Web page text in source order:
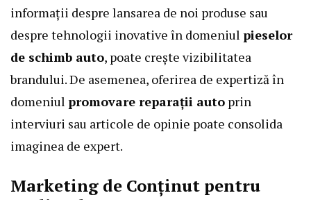
informații despre lansarea de noi produse sau
despre tehnologii inovative în domeniul pieselor
de schimb auto, poate crește vizibilitatea
brandului. De asemenea, oferirea de expertiză în
domeniul promovare reparații auto prin
interviuri sau articole de opinie poate consolida
imaginea de expert.
Marketing de Conținut pentru